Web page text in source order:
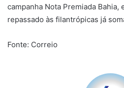
campanha Nota Premiada Bahia,
repassado às filantrópicas já
Fonte: Correio